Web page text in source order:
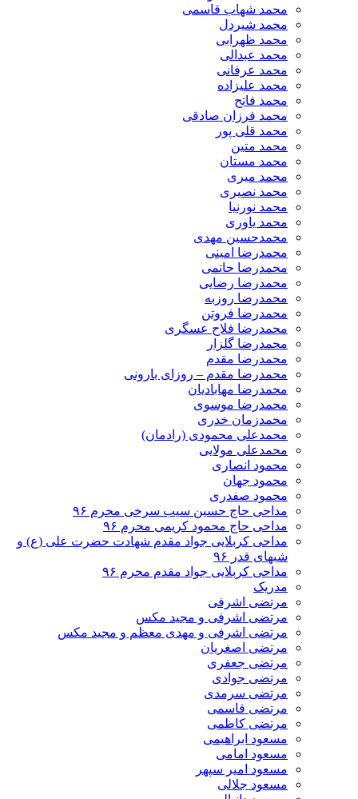
محمد شهاب قاسمی
​محمد شیردل
محمد ظهرابی
محمد عبدالی
محمد عرفانی
محمد علیزاده
محمد فاتح
محمد فرزان صادقی
محمد قلی پور
محمد متین
محمد مستان
محمد میری
محمد نصیری
محمد نورنیا
محمد یاوری
محمدحسین مهدی
محمدرضا امینی
محمدرضا حاتمی
محمدرضا رضایی
محمدرضا روزبه
محمدرضا فروتن
محمدرضا فلاح عسگری
محمدرضا گلزار
محمدرضا مقدم
محمدرضا مقدم – روزای بارونی
محمدرضا مهابادیان
محمدرضا موسوی
محمدزمان خدری
محمدعلی محمودی (رادمان)
محمدعلی مولایی
محمود انصاری
محمود جهان
محمود صفدری
مداحی حاج حسین سیب سرخی محرم ۹۶
مداحی حاج محمود کریمی محرم ۹۶
مداحی کربلایی جواد مقدم شهادت حضرت علی (ع) و
شبهای قدر ۹۶
مداحی کربلایی جواد مقدم محرم ۹۶
مدریک
مرتضی اشرفی
مرتضی اشرفی و مجید مکس
مرتضی اشرفی و مهدی معظم و مجید مکس
مرتضی اصغریان
مرتضی جعفری
مرتضی جوادی
مرتضی سرمدی
مرتضی قاسمی
مرتضی کاظمی
مسعود ابراهیمی
مسعود امامی
مسعود امیر سپهر
مسعود جلالی